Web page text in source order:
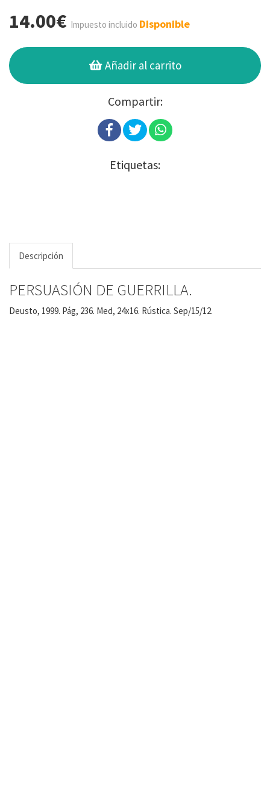
14.00€ Impuesto incluido Disponible
Añadir al carrito
Compartir:
Etiquetas:
Descripción
PERSUASIÓN DE GUERRILLA.
Deusto, 1999. Pág, 236. Med, 24x16. Rústica. Sep/15/12.